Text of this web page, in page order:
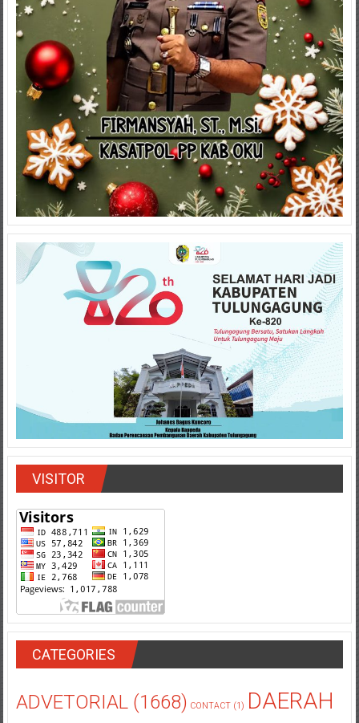
VISITOR
CATEGORIES
ADVETORIAL(1668) CONTACT(1) DAERAH